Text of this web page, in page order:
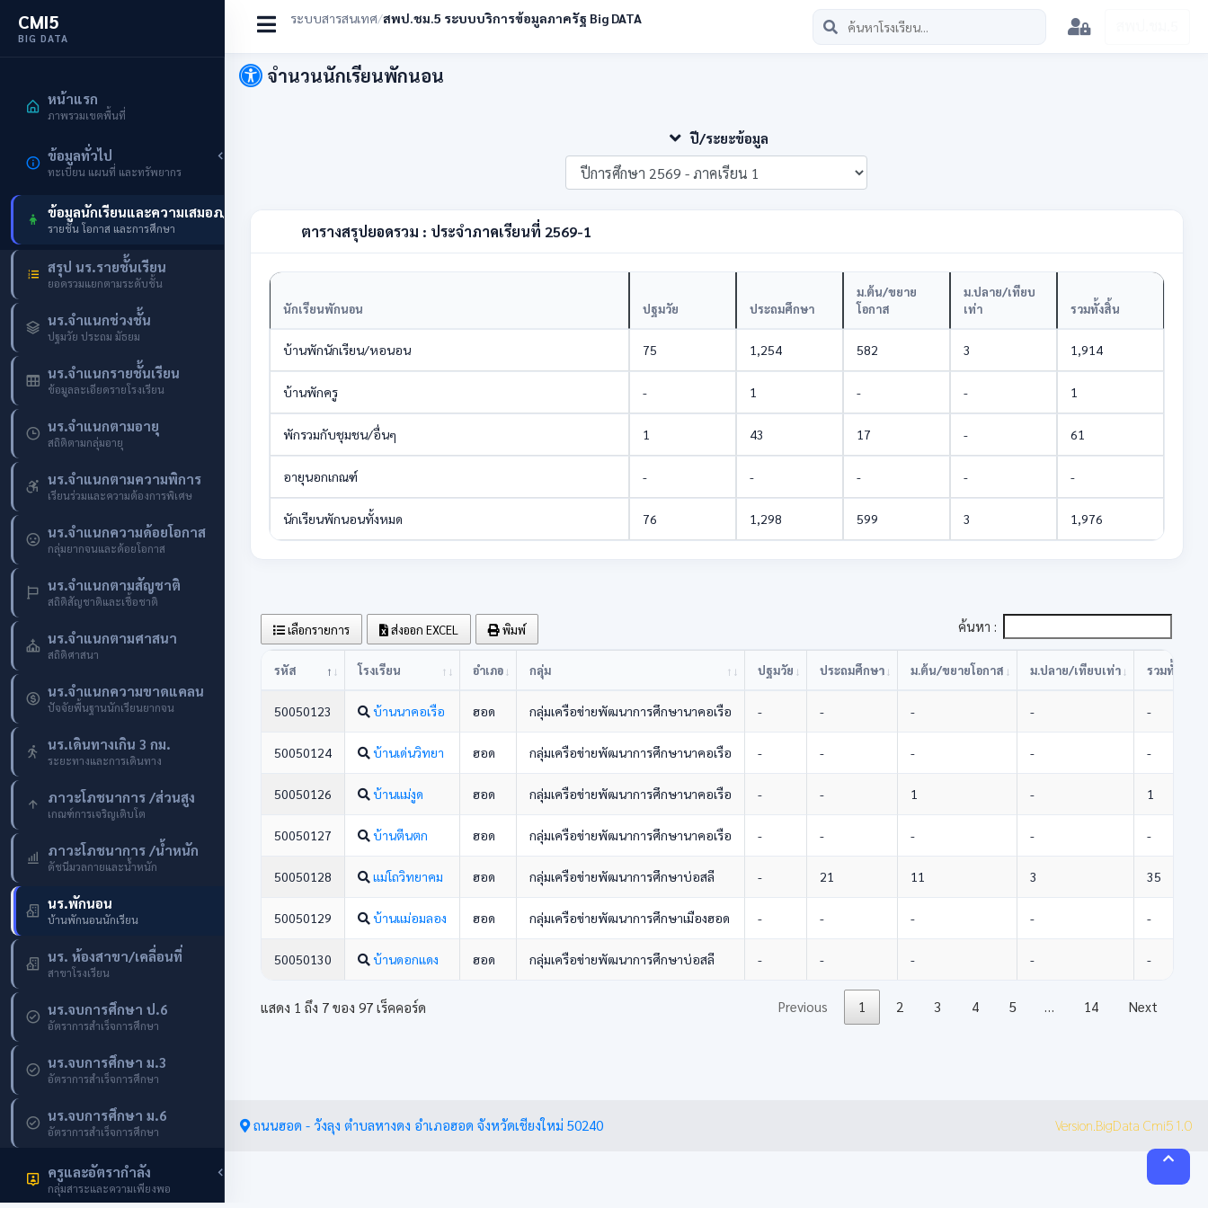
ระบบสารสนเทศ/สพป.ชม.5 ระบบบริการข้อมูลภาครัฐ Big DATA
CMI5
BIG DATA
หน้าแรก
ภาพรวมเขตพื้นที่
ข้อมูลทั่วไป
ทะเบียน แผนที่ และทรัพยากร
ข้อมูลนักเรียนและความเสมอภาค
รายชั้น โอกาส และการศึกษา
สรุป นร.รายชั้นเรียน
ยอดรวมแยกตามระดับชั้น
นร.จำแนกช่วงชั้น
ปฐมวัย ประถม มัธยม
นร.จำแนกรายชั้นเรียน
ข้อมูลละเอียดรายโรงเรียน
นร.จำแนกตามอายุ
สถิติตามกลุ่มอายุ
นร.จำแนกตามความพิการ
เรียนร่วมและความต้องการพิเศษ
นร.จำแนกความด้อยโอกาส
กลุ่มยากจนและด้อยโอกาส
นร.จำแนกตามสัญชาติ
สถิติสัญชาติและเชื้อชาติ
นร.จำแนกตามศาสนา
สถิติศาสนา
นร.จำแนกความขาดแคลน
ปัจจัยพื้นฐานนักเรียนยากจน
นร.เดินทางเกิน 3 กม.
ระยะทางและการเดินทาง
ภาวะโภชนาการ /ส่วนสูง
เกณฑ์การเจริญเติบโต
ภาวะโภชนาการ /น้ำหนัก
ดัชนีมวลกายและน้ำหนัก
นร.พักนอน
บ้านพักนอนนักเรียน
นร. ห้องสาขา/เคลื่อนที่
สาขาโรงเรียน
นร.จบการศึกษา ป.6
อัตราการสำเร็จการศึกษา
นร.จบการศึกษา ม.3
อัตราการสำเร็จการศึกษา
นร.จบการศึกษา ม.6
อัตราการสำเร็จการศึกษา
ครูและอัตรากำลัง
กลุ่มสาระและความเพียงพอ
จำนวนนักเรียนพักนอน
ปี/ระยะข้อมูล
ตารางสรุปยอดรวม : ประจำภาคเรียนที่ 2569-1
นักเรียนพักนอน ปฐมวัย ประถมศึกษา
ม.ต้น/ขยาย
โอกาส
ม.ปลาย/เทียบ
เท่า
รวมทั้งสิ้น
บ้านพักนักเรียน/หอนอน 75 1,254 582 3 1,914
บ้านพักครู - 1 - - 1
พักรวมกับชุมชน/อื่นๆ 1 43 17 - 61
อายุนอกเกณฑ์ - - - - -
นักเรียนพักนอนทั้งหมด 76 1,298 599 3 1,976
เลือกรายการ ส่งออก EXCEL พิมพ์ ค้นหา :
รหัส โรงเรียน อำเภอ กลุ่ม ปฐมวัย ประถมศึกษา ม.ต้น/ขยายโอกาส ม.ปลาย/เทียบเท่า รวมทั้งสิ้น
50050123 บ้านนาคอเรือ ฮอด กลุ่มเครือข่ายพัฒนาการศึกษานาคอเรือ - - - - -
50050124 บ้านเด่นวิทยา ฮอด กลุ่มเครือข่ายพัฒนาการศึกษานาคอเรือ - - - - -
50050126 บ้านแม่งูด ฮอด กลุ่มเครือข่ายพัฒนาการศึกษานาคอเรือ - - 1 - 1
50050127 บ้านตีนตก ฮอด กลุ่มเครือข่ายพัฒนาการศึกษานาคอเรือ - - - - -
50050128 แม่โถวิทยาคม ฮอด กลุ่มเครือข่ายพัฒนาการศึกษาบ่อสลี - 21 11 3 35
50050129 บ้านแม่อมลอง ฮอด กลุ่มเครือข่ายพัฒนาการศึกษาเมืองฮอด - - - - -
50050130 บ้านดอกแดง ฮอด กลุ่มเครือข่ายพัฒนาการศึกษาบ่อสลี - - - - -
แสดง 1 ถึง 7 ของ 97 เร็คคอร์ด Previous 1 2 3 4 5 … 14 Next
ถนนฮอด - วังลุง ตำบลหางดง อำเภอฮอด จังหวัดเชียงใหม่ 50240 Version.BigData Cmi5 1.0